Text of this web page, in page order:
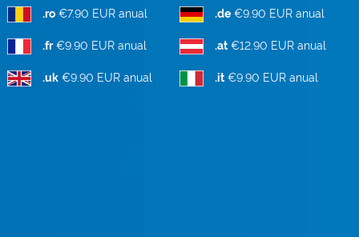
.ro €7.90 EUR anual .de €9.90 EUR anual
.fr €9.90 EUR anual .at €12.90 EUR anual
.uk €9.90 EUR anual .it €9.90 EUR anual